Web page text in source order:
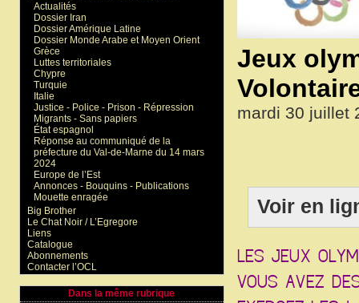
Jeux
mardi 30 juillet
Voir en
Actualités
Dossier Iran
Dossier Amérique Latine
Dossier Monde Arabe et Moyen Orient
Grèce
Luttes territoriales
Chypre
Turquie
Italie
Justice - Police - Prison - Répression
Migrants - Sans papiers
État espagnol
Réponse au communiqué de la
préfecture du Val-de-Marne du 14 mars
2024
Europe de l’Est
Annonces - Bouquins - Publications
Mouette enragée
Big Brother
Le Chat Noir / L’Egregore
Liens
Catalogue
Abonnements
Contacter l’OCL
Dans la même rubrique